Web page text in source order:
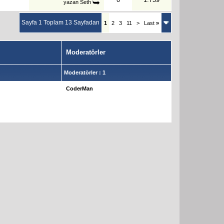
yazan Seth
Sayfa 1 Toplam 13 Sayfadan 1 2 3 11 > Last »
Moderatörler
Moderatörler : 1
CoderMan